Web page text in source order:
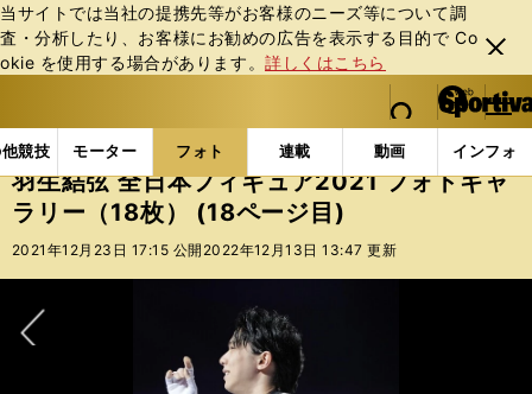
当サイトでは当社の提携先等がお客様のニーズ等について調
査・分析したり、お客様にお勧めの広告を表⽰する⽬的で Co
okie を使⽤する場合があります。詳しくはこちら
閉じ
る
web Sportiva (webスポルティーバ)
検索
マイペ
ー
ジ
メニュ
競技 モーター フォト 連載 動画 インフォ
b
ス
ポ
ル
バ
フォトギャラリー 羽生結弦 全日本フィギュア2021 フ
羽生結弦 全日本フィギュア2021 フォトギャ
ラリー（18枚） (18ページ目)
2021年12月23日 17:15 公開 2022年12月13日 13:47 更新